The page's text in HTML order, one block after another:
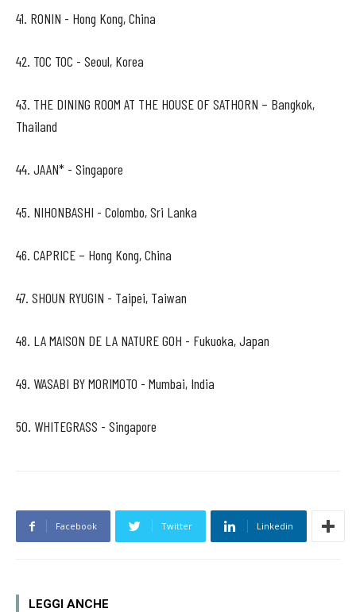
41. RONIN - Hong Kong, China
42. TOC TOC - Seoul, Korea
43. THE DINING ROOM AT THE HOUSE OF SATHORN – Bangkok,
Thailand
44. JAAN* - Singapore
45. NIHONBASHI - Colombo, Sri Lanka
46. CAPRICE – Hong Kong, China
47. SHOUN RYUGIN - Taipei, Taiwan
48. LA MAISON DE LA NATURE GOH - Fukuoka, Japan
49. WASABI BY MORIMOTO - Mumbai, India
50. WHITEGRASS - Singapore
Facebook Twitter Linkedin
LEGGI ANCHE